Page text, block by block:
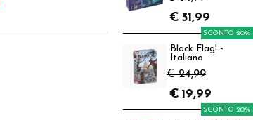
€ 51,99
Black Flag! -
Italiano
€ 24,99
SCONTO 20%
€ 19,99
SCONTO 20%